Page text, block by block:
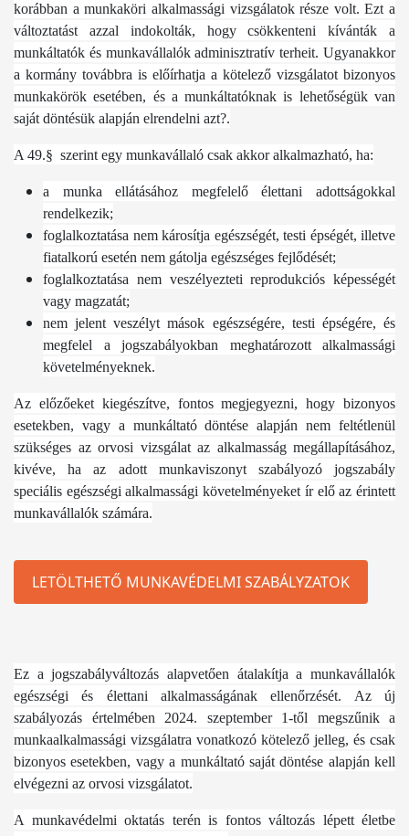
korábban a munkaköri alkalmassági vizsgálatok része volt. Ezt a
változtatást azzal indokolták, hogy csökkenteni kívánták a
munkáltatók és munkavállalók adminisztratív terheit. Ugyanakkor
a kormány továbbra is előírhatja a kötelező vizsgálatot bizonyos
munkakörök esetében, és a munkáltatóknak is lehetőségük van
saját döntésük alapján elrendelni azt?.
A 49.§ szerint egy munkavállaló csak akkor alkalmazható, ha:
a munka ellátásához megfelelő élettani adottságokkal
rendelkezik;
foglalkoztatása nem károsítja egészségét, testi épségét, illetve
fiatalkorú esetén nem gátolja egészséges fejlődését;
foglalkoztatása nem veszélyezteti reprodukciós képességét
vagy magzatát;
nem jelent veszélyt mások egészségére, testi épségére, és
megfelel a jogszabályokban meghatározott alkalmassági
követelményeknek.
Az előzőeket kiegészítve, fontos megjegyezni, hogy bizonyos
esetekben, vagy a munkáltató döntése alapján nem feltétlenül
szükséges az orvosi vizsgálat az alkalmasság megállapításához,
kivéve, ha az adott munkaviszonyt szabályozó jogszabály
speciális egészségi alkalmassági követelményeket ír elő az érintett
munkavállalók számára.
LETÖLTHETŐ MUNKAVÉDELMI SZABÁLYZATOK
Ez a jogszabályváltozás alapvetően átalakítja a munkavállalók
egészségi és élettani alkalmasságának ellenőrzését. Az új
szabályozás értelmében 2024. szeptember 1-től megszűnik a
munkaalkalmassági vizsgálatra vonatkozó kötelező jelleg, és csak
bizonyos esetekben, vagy a munkáltató saját döntése alapján kell
elvégezni az orvosi vizsgálatot.
A munkavédelmi oktatás terén is fontos változás lépett életbe